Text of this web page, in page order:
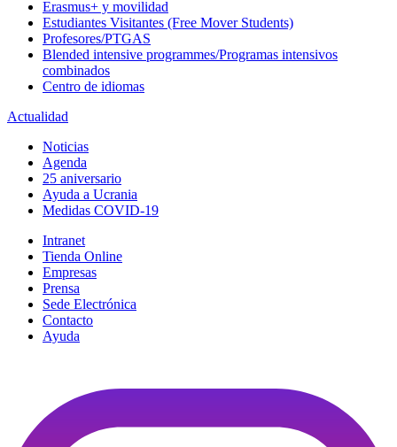
Erasmus+ y movilidad
Estudiantes Visitantes (Free Mover Students)
Profesores/PTGAS
Blended intensive programmes/Programas intensivos
combinados
Centro de idiomas
Actualidad
Noticias
Agenda
25 aniversario
Ayuda a Ucrania
Medidas COVID-19
Intranet
Tienda Online
Empresas
Prensa
Sede Electrónica
Contacto
Ayuda